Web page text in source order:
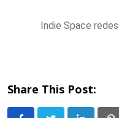
Indie Space
Share This Post: